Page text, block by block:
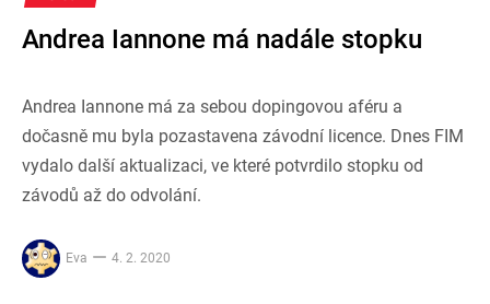
Andrea Iannone má nadále stopku
Andrea Iannone má za sebou dopingovou aféru a
dočasně mu byla pozastavena závodní licence. Dnes FIM
vydalo další aktualizaci, ve které potvrdilo stopku od
závodů až do odvolání.
Eva 4. 2. 2020